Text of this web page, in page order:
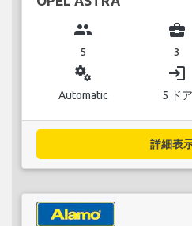
group
5
business_center
3
miscellaneous_services
Automatic
login
5 ドア
詳細表